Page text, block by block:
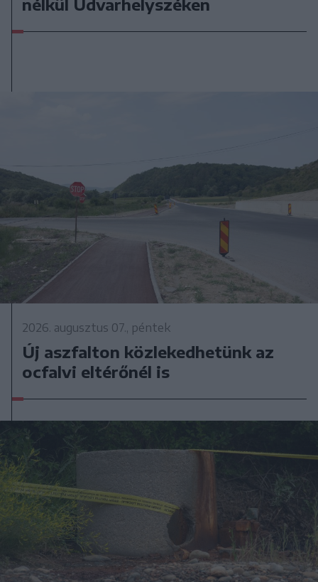
nélkül Udvarhelyszéken
2026. augusztus 07., péntek
Új aszfalton közlekedhetünk az
ocfalvi eltérőnél is